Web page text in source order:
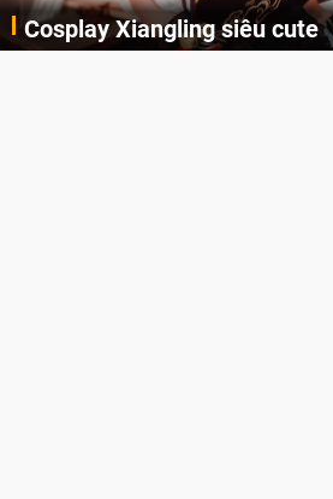
Cosplay Xiangling siêu cute